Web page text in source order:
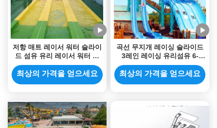
저항 매트 레이서 워터 슬라이
드 섬유 유리 레이서 워터 슬
라이드 12m 높이를 바래게 하
세요
최상의 가격을 얻으세요
곡선 무지개 레이싱 슬라이드
3레인 레이싱 유리섬유 6-
8mm 상업용 워터파크 수영장
모든 연령대
최상의 가격을 얻으세요